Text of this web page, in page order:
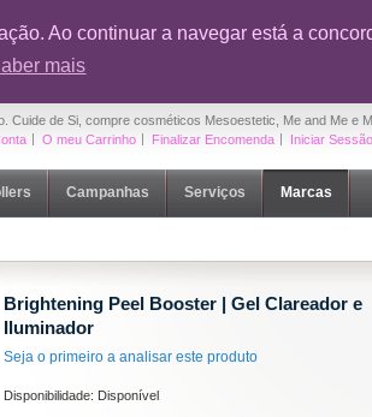
Ao continuar a navegar está a
mais
primeira compra OUTLET Cuide de Si - Até
Cuide de Si, compre cosméticos Mesoestetic, Me and Me e
O meu Carrinho Finalizar Encomenda Iniciar Sessão
Campanhas Serviços Marcas
Brightening Peel Booster | Gel Clareador e
Iluminador
Seja o primeiro a analisar este produto
Disponibilidade: Disponível